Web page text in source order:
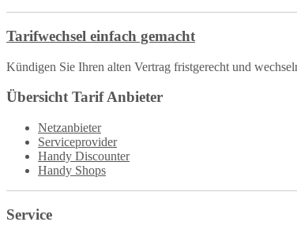
Tarifwechsel einfach gemacht
Kündigen Sie Ihren alten Vertrag fristgerecht und
Übersicht Tarif Anbieter
Netzanbieter
Serviceprovider
Handy Discounter
Handy Shops
Service